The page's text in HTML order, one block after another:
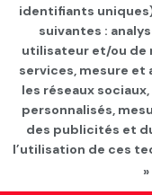
Europe. « Bien
Mu parmi les cas
actuellement
Colombie (39 %)
constamment
IDA – New York
ce jeudi matin.
inondations
identifiants
suivantes :
utilisateur et/ou de
services, mesure et
les réseaux
personnalisés,
des publicités et
l’utilisation de ces
»